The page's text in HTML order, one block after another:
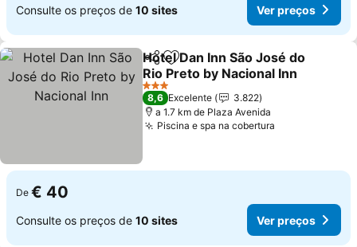
Consulte os preços de 10 sites Ver preços
PartilharAdicionar aos favoritos
Hotel Dan Inn São José do
Rio Preto by Nacional Inn
3 Estrelas
8,6 Excelente
3.822
a 1.7 km de Plaza Avenida
Piscina e spa na cobertura
De € 40
Consulte os preços de 10 sites Ver preços